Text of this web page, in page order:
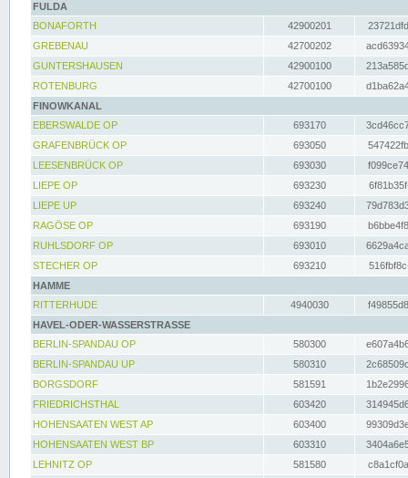
FULDA
BONAFORTH
42900201
GREBENAU
42700202
GUNTERSHAUSEN
42900100
ROTENBURG
42700100
FINOWKANAL
EBERSWALDE OP
693170
GRAFENBRÜCK OP
693050
LEESENBRÜCK OP
693030
LIEPE OP
693230
LIEPE UP
693240
RAGÖSE OP
693190
RUHLSDORF OP
693010
STECHER OP
693210
HAMME
RITTERHUDE
4940030
HAVEL-ODER-WASSERSTRASSE
BERLIN-SPANDAU OP
580300
BERLIN-SPANDAU UP
580310
BORGSDORF
581591
FRIEDRICHSTHAL
603420
HOHENSAATEN WEST AP
603400
HOHENSAATEN WEST BP
603310
LEHNITZ OP
581580